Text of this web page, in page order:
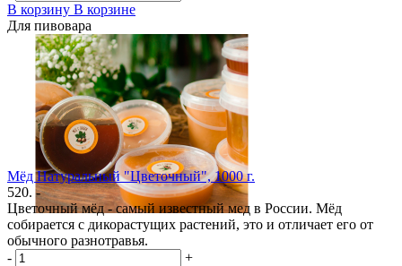
В корзину В корзине
Для пивовара
Мёд Натуральный "Цветочный", 1000 г.
520. -
Цветочный мёд - самый известный мед в России. Мёд
собирается с дикорастущих растений, это и отличает его от
обычного разнотравья.
-
+